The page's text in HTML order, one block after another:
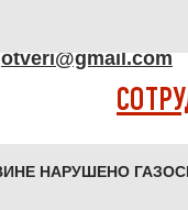
otveri@gmail.com
НАРУШЕНО